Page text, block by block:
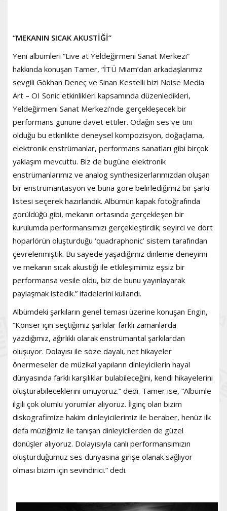
“MEKANIN SICAK AKUSTİĞİ”
Yeni albümleri “Live at Yeldeğirmeni Sanat Merkezi”
hakkında konuşan Tamer, “İTÜ Miam’dan arkadaşlarımız
sevgili Gökhan Deneç ve Sinan Kestelli bizi Noise Media
Art – OI Sonic etkinlikleri kapsamında düzenledikleri,
Yeldeğirmeni Sanat Merkezi’nde gerçekleşecek bir
performans gününe davet ettiler. Odağın ses ve tını
olduğu bu etkinlikte deneysel kompozisyon, doğaçlama,
elektronik enstrümanlar, performans sanatları gibi birçok
yaklaşım mevcuttu. Biz de bugüne elektronik
enstrümanlarımız ve analog synthesizerlarımızdan oluşan
bir enstrümantasyon ve buna göre belirlediğimiz bir şarkı
listesi seçerek hazırlandık. Albümün kapak fotoğrafında
görüldüğü gibi, mekanın ortasında gerçekleşen bir
kurulumda performansımızı gerçekleştirdik; seyirci ve dört
hoparlörün oluşturduğu ‘quadraphonic’ sistem tarafından
çevrelenmiştik. Bu sayede yaşadığımız dinleme deneyimi
ve mekanın sıcak akustiği ile etkileşimimiz eşsiz bir
performansa vesile oldu, biz de bunu yayınlayarak
paylaşmak istedik.” ifadelerini kullandı.
Albümdeki şarkıların genel teması üzerine konuşan Engin,
“Konser için seçtiğimiz şarkılar farklı zamanlarda
yazdığımız, ağırlıklı olarak enstrümantal şarkılardan
oluşuyor. Dolayısı ile söze dayalı, net hikayeler
önermeseler de müzikal yapıların dinleyicilerin hayal
dünyasında farklı karşılıklar bulabileceğini, kendi hikayelerini
oluşturabileceklerini umuyoruz.” dedi. Tamer ise, “Albümle
ilgili çok olumlu yorumlar alıyoruz. İlginç olan bizim
diskografimize hakim dinleyicilerimiz ile beraber, henüz ilk
defa müziğimiz ile tanışan dinleyicilerden de güzel
dönüşler alıyoruz. Dolayısıyla canlı performansımızın
oluşturduğumuz ses dünyasına girişe olanak sağlıyor
olması bizim için sevindirici.” dedi.